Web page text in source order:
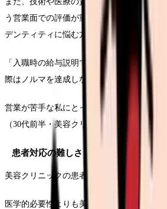
う営業面での評価が重視されるケースも多
デンティティに悩む方も少なくありません。
「入職時の給与説明では高収入が期待でき
際はノルマを達成しないと基本給だけにな
営業が苦手な私にとっては、想定していた
（30代前半・美容クリニック勤務1年目看護
患者対応の難しさと精神的負担
美容クリニックの患者層は、一般病院とは
医学的必要性よりも美容上の理由で来院す